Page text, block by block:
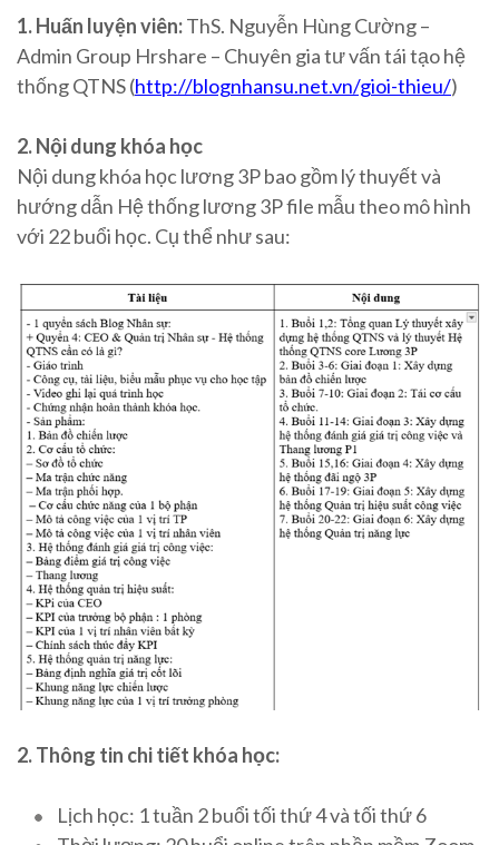
1. Huấn luyện viên:ThS. Nguyễn Hùng Cường –
Admin Group Hrshare – Chuyên gia tư vấn tái tạo hệ
thống QTNS (http://blognhansu.net.vn/gioi-thieu/)
2. Nội dung khóa học
Nội dung khóa học lương 3P bao gồm lý thuyết và
hướng dẫn Hệ thống lương 3P file mẫu theo mô hình
với 22 buổi học. Cụ thể như sau:
2. Thông tin chi tiết khóa học:
Lịch học: 1 tuần 2 buổi tối thứ 4 và tối thứ 6